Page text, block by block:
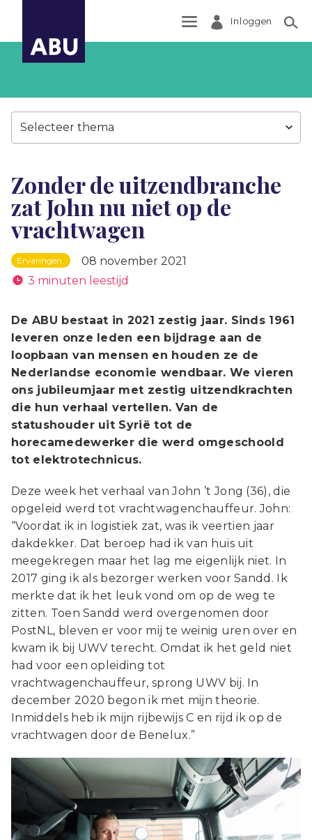
Inloggen
Selecteer thema
Zonder de uitzendbranche
zat John nu niet op de
vrachtwagen
Ervaringen
08 november 2021
3 minuten leestijd
De ABU bestaat in 2021 zestig jaar. Sinds 1961
leveren onze leden een bijdrage aan de
loopbaan van mensen en houden ze de
Nederlandse economie wendbaar. We vieren
ons jubileumjaar met zestig uitzendkrachten
die hun verhaal vertellen. Van de
statushouder uit Syrië tot de
horecamedewerker die werd omgeschoold
tot elektrotechnicus.
Deze week het verhaal van John ’t Jong (36), die
opgeleid werd tot vrachtwagenchauffeur. John:
“Voordat ik in logistiek zat, was ik veertien jaar
dakdekker. Dat beroep had ik van huis uit
meegekregen maar het lag me eigenlijk niet. In
2017 ging ik als bezorger werken voor Sandd. Ik
merkte dat ik het leuk vond om op de weg te
zitten. Toen Sandd werd overgenomen door
PostNL, bleven er voor mij te weinig uren over en
kwam ik bij UWV terecht. Omdat ik het geld niet
had voor een opleiding tot
vrachtwagenchauffeur, sprong UWV bij. In
december 2020 begon ik met mijn theorie.
Inmiddels heb ik mijn rijbewijs C en rijd ik op de
vrachtwagen door de Benelux.”